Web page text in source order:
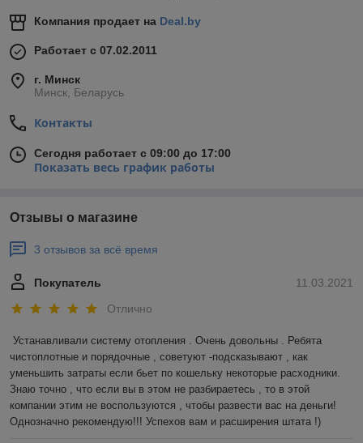
Компания продает на Deal.by
Работает с 07.02.2011
г. Минск
Минск, Беларусь
Контакты
Сегодня работает с 09:00 до 17:00
Показать весь график работы
Отзывы о магазине
3 отзывов за всё время
11.03.2021
Покупатель
Отлично
Устанавливали систему отопления . Очень довольны . Ребята
чистоплотные и порядочные , советуют -подсказывают , как
уменьшить затраты если бьет по кошельку некоторые расходники.
Знаю точно , что если вы в этом не разбираетесь , то в этой
компании этим не воспользуются , чтобы развести вас на деньги!
Однозначно рекомендую!!! Успехов вам и расширения штата !)